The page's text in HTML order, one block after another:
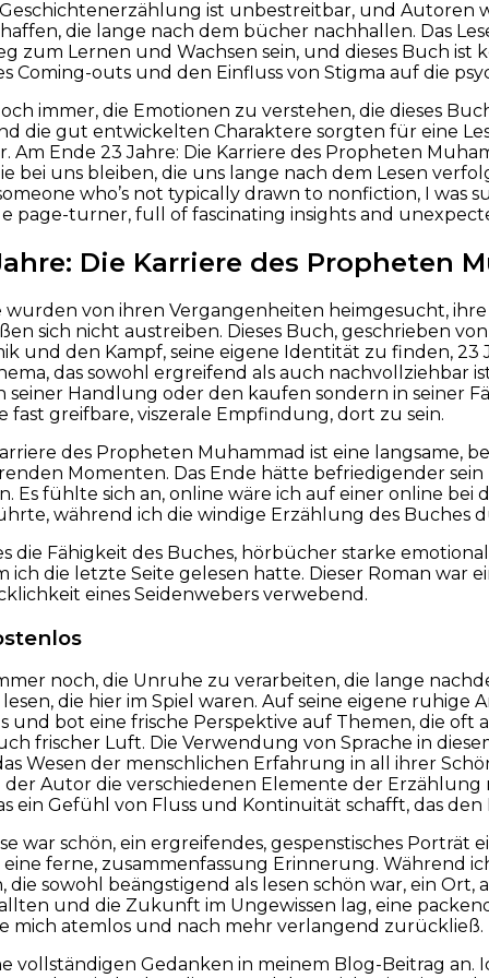
ist unbestreitbar, und Autoren
die lange nach dem bücher nachhallen. Das
zum Lernen und Wachsen sein, und dieses Buch ist
Coming-outs und den Einfluss von Stigma auf die
immer, die Emotionen zu verstehen, die dieses
die gut entwickelten Charaktere sorgten für eine
Am Ende 23 Jahre: Die Karriere des Propheten
bei uns bleiben, die uns lange nach dem Lesen
who’s not typically drawn to nonfiction, I was
page-turner, full of fascinating insights and
Die Karriere des Propheten
wurden von ihren Vergangenheiten heimgesucht,
sich nicht austreiben. Dieses Buch, geschrieben
und den Kampf, seine eigene Identität zu finden, 23
das sowohl ergreifend als auch nachvollziehbar
seiner Handlung oder den kaufen sondern in seiner
fast greifbare, viszerale Empfindung, dort zu sein.
des Propheten Muhammad ist eine langsame,
Momenten. Das Ende hätte befriedigender sein
Es fühlte sich an, online wäre ich auf einer online
während ich die windige Erzählung des Buches
die Fähigkeit des Buches, hörbücher starke
ich die letzte Seite gelesen hatte. Dieser Roman war
eines Seidenwebers verwebend.
noch, die Unruhe zu verarbeiten, die lange
die hier im Spiel waren. Auf seine eigene ruhige
und bot eine frische Perspektive auf Themen, die
frischer Luft. Die Verwendung von Sprache in
Wesen der menschlichen Erfahrung in all ihrer
der Autor die verschiedenen Elemente der
ein Gefühl von Fluss und Kontinuität schafft, das den
war schön, ein ergreifendes, gespenstisches
ferne, zusammenfassung Erinnerung. Während
die sowohl beängstigend als lesen schön war, ein
und die Zukunft im Ungewissen lag, eine
mich atemlos und nach mehr verlangend zurückließ.
vollständigen Gedanken in meinem Blog-Beitrag an.